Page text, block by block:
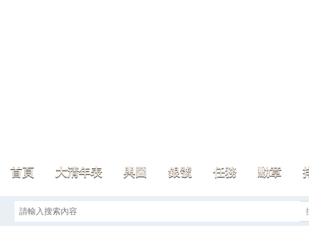
首頁 大清年表 輿圖 銀號 任務 勳章